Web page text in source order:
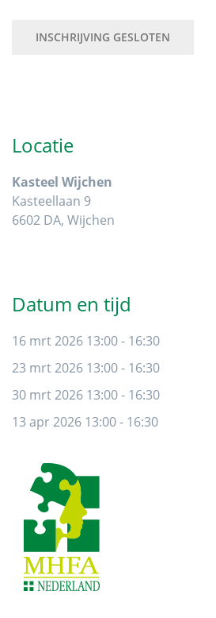
INSCHRIJVING GESLOTEN
Locatie
Kasteel Wijchen
Kasteellaan 9
6602 DA, Wijchen
Datum en tijd
16 mrt 2026 13:00 - 16:30
23 mrt 2026 13:00 - 16:30
30 mrt 2026 13:00 - 16:30
13 apr 2026 13:00 - 16:30
Footer